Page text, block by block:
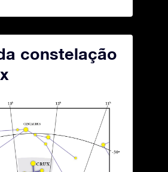
constelação